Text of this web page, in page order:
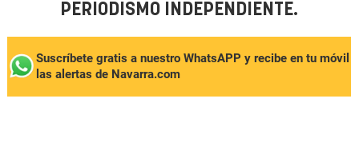
PERIODISMO INDEPENDIENTE.
Suscríbete gratis a nuestro WhatsAPP y recibe en tu móvil
las alertas de Navarra.com